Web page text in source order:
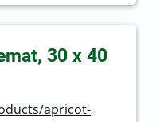
30 x 40
apricot-